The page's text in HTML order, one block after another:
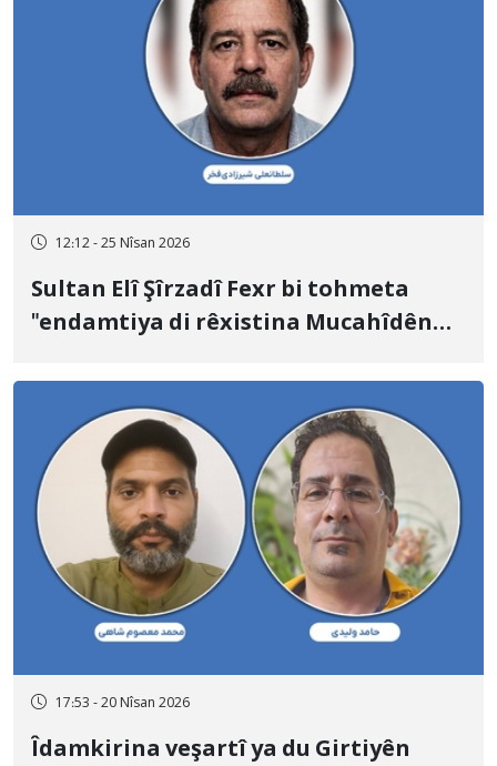
12:12 - 25 Nîsan 2026
Sultan Elî Şîrzadî Fexr bi tohmeta
"endamtiya di rêxistina Mucahîdên
îdamkirin.
17:53 - 20 Nîsan 2026
Îdamkirina veşartî ya du Girtiyên